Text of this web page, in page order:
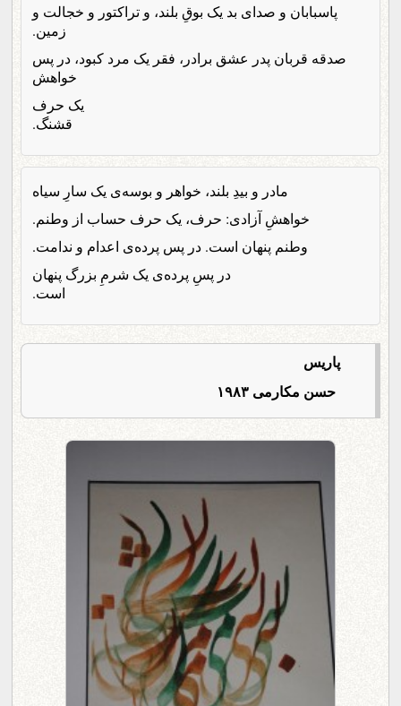
پاسبابان و صدای بد یک بوقِ بلند، و تراکتور و خجالت و
زمین.
صدقه قربان پدر عشق برادر، فقر یک مرد کبود، در پس
خواهش
یک حرف
قشنگ.
مادر و بیدِ بلند، خواهر و بوسه‌ی یک سارِ سیاه
خواهشِ آزادی: حرف، یک حرف حساب از وطنم.
وطنم پنهان است. در پس پرده‌ی اعدام و ندامت.
در پسِ پرده‌ی یک شرمِ بزرگ پنهان
است.
پاریس
حسن مکارمی ۱۹۸۳